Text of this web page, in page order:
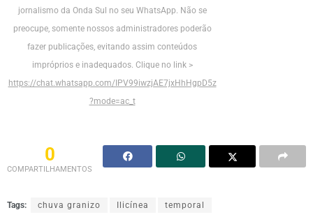
jornalismo da Onda Sul no seu WhatsApp. Não se
preocupe, somente nossos administradores poderão
fazer publicações, evitando assim conteúdos
impróprios e inadequados. Clique no link >
https://chat.whatsapp.com/IPV99iwzjAE7jxHhHgpD5z
?mode=ac_t
0
COMPARTILHAMENTOS
Tags: chuva granizo Ilicínea temporal